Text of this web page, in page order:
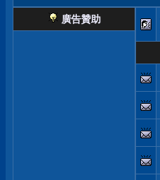
廣告贊助